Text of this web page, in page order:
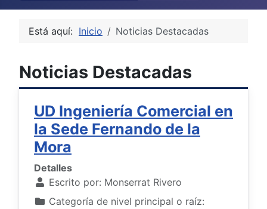
Type 2 or more characters for results.
Está aquí: Inicio Noticias Destacadas
Noticias Destacadas
UD Ingeniería Comercial en
la Sede Fernando de la
Mora
Detalles
Escrito por: Monserrat Rivero
Categoría de nivel principal o raíz: